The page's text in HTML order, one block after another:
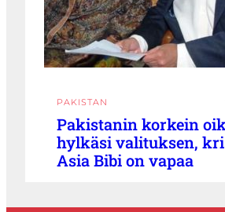
PAKISTAN
Pakistanin korkein
hylkäsi valituksen,
Asia Bibi on vapaa